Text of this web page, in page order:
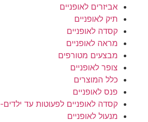
אביזרים לאופניים
תיק לאופניים
קסדה לאופניים
מראה לאופניים
מבצעים מטורפים
צופר לאופניים
כלל המוצרים
פנס לאופניים
קסדה לאופניים לפעוטות עד ילדים-S
מנעול לאופניים